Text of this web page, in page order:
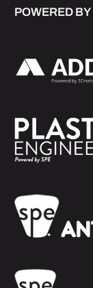
POWERED BY